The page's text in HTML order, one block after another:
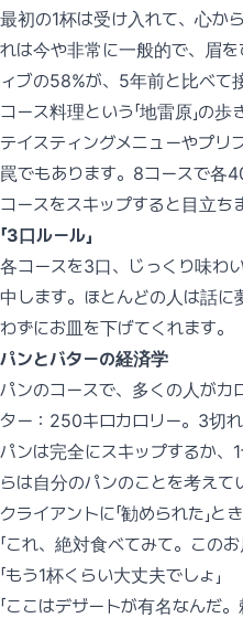
最初の1杯は受け入れて、心か
れは今や非常に一般的で、眉
ィブの58%が、5年前と比べて
コース料理という「地雷原」の歩
テイスティングメニューやプ
罠でもあります。8コースで各
コースをスキップすると目立ち
「3口ルール」
各コースを3口、じっくり味わ
中します。ほとんどの人は話
わずにお皿を下げてくれます。
パンとバターの経済学
パンのコースで、多くの人がカ
ター：250キロカロリー。3切
パンは完全にスキップするか、
らは自分のパンのことを考えて
クライアントに「勧められた」と
「これ、絶対食べてみて。この
「もう1杯くらい大丈夫でしょ」
「ここはデザートが有名なんだ